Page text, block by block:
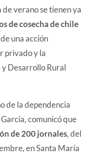
verano se tienen ya
de cosecha de chile
una acción
privado y la
Desarrollo Rural
de la dependencia
comunicó que
de 200 jornales, del
en Santa María